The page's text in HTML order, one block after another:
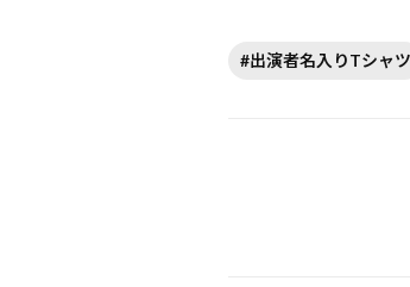
#出演者名入りTシャツ